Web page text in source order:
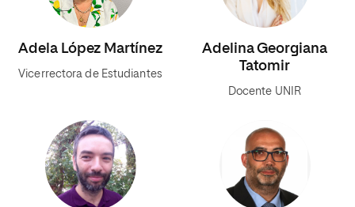
Adela López Martínez
Vicerrectora de Estudiantes
Adelina Georgiana
Tatomir
Docente UNIR